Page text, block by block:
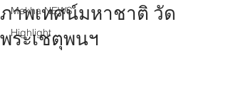
Mekha NEWS
Highlight
ภาพเทศน์มหาชาติ วัด
พระเชตุพนฯ